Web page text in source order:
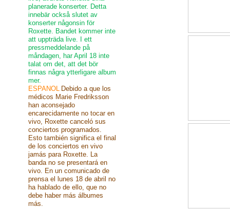
planerade konserter. Detta
innebär också slutet av
konserter någonsin för
Roxette. Bandet kommer inte
att uppträda live. I ett
pressmeddelande på
måndagen, har April 18 inte
talat om det, att det bör
finnas några ytterligare album
mer.
ESPANOL Debido a que los
médicos Marie Fredriksson
han aconsejado
encarecidamente no tocar en
vivo, Roxette canceló sus
conciertos programados.
Esto también significa el final
de los conciertos en vivo
jamás para Roxette. La
banda no se presentará en
vivo. En un comunicado de
prensa el lunes 18 de abril no
ha hablado de ello, que no
debe haber más álbumes
más.